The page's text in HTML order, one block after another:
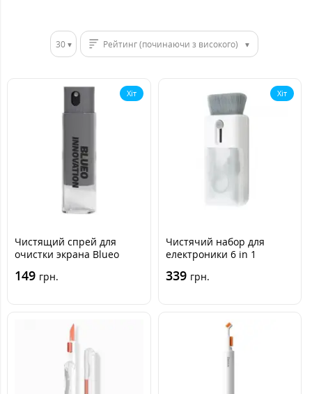
30 Рейтинг (починаючи з високого)
Хіт
Чистящий спрей для
очистки экрана Blueo
микрофибра)
149 грн.
Хіт
Чистячий набор для
електроники 6 in 1
Kit
339 грн.